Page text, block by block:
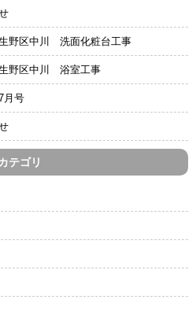
野区中川 洗面化粧台工事
野区中川 浴室工事
号
カテゴリ